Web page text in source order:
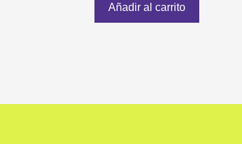
Añadir al carrito